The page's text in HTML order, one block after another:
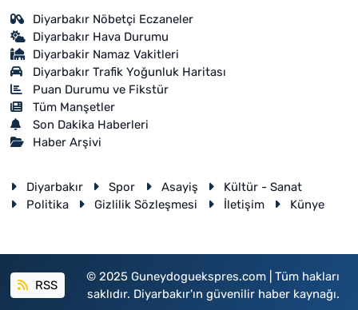
Diyarbakır Nöbetçi Eczaneler
Diyarbakır Hava Durumu
Diyarbakir Namaz Vakitleri
Diyarbakır Trafik Yoğunluk Haritası
Puan Durumu ve Fikstür
Tüm Manşetler
Son Dakika Haberleri
Haber Arşivi
Diyarbakır Spor Asayiş
Kültür - Sanat
Politika
Gizlilik Sözleşmesi İletişim Künye
RSS
© 2025 Guneydoguekspres.com | Tüm hakları
saklıdır. Diyarbakır'ın güvenilir haber kaynağı.